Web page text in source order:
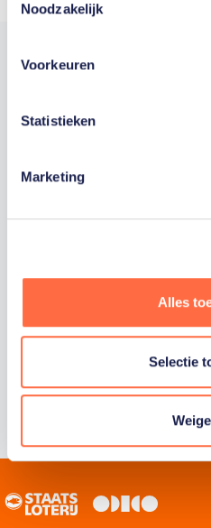
Noodzakelijk
Voorkeuren
Statistieken
Marketing
Alles
Selectie
Trotse
Staatsloterij is
sportiefste land